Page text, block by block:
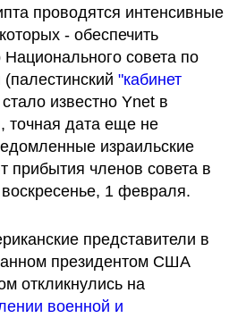
проводятся интенсивные
- обеспечить
совета по
"кабинет
известно Ynet в
точная дата еще не
израильские
прибытия членов совета в
1 февраля.
представители в
президентом США
откликнулись на
военной и